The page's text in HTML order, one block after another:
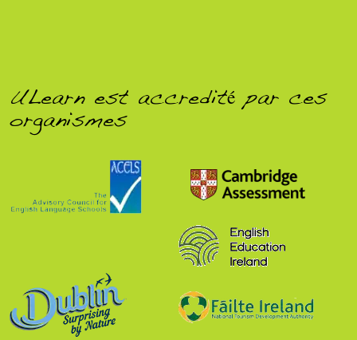
ULearn est accredité par ces
organismes